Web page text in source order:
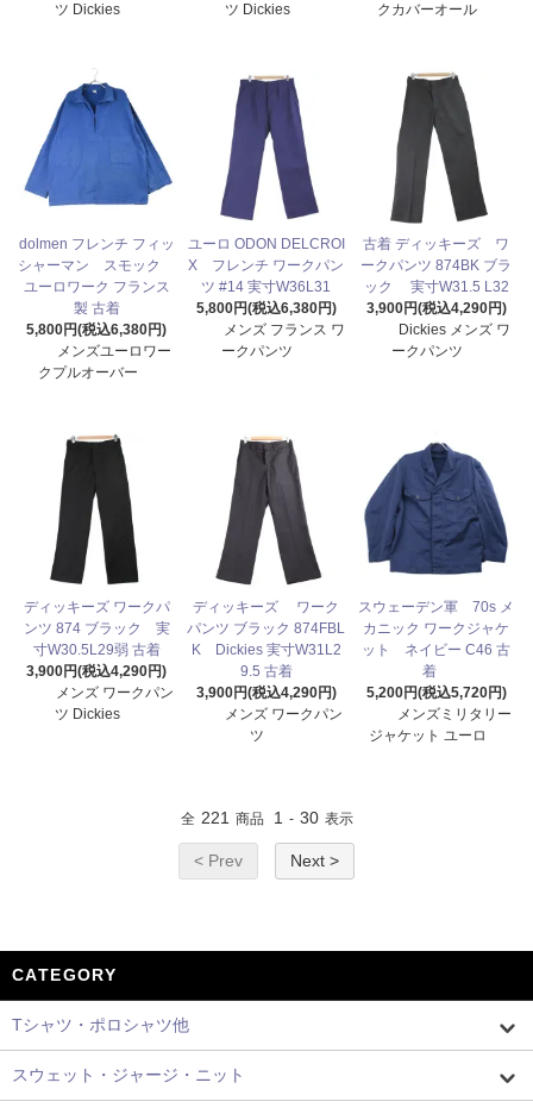
ツ Dickies ツ Dickies クカバーオール
dolmen フレンチ フィッ
シャーマン スモック
ユーロワーク フランス
製 古着
5,800円(税込6,380円)
メンズユーロワー
クプルオーバー
ユーロ ODON DELCROI
X フレンチ ワークパン
ツ #14 実寸W36L31
5,800円(税込6,380円)
メンズ フランス ワ
ークパンツ
古着 ディッキーズ ワ
ークパンツ 874BK ブラ
ック 実寸W31.5 L32
3,900円(税込4,290円)
Dickies メンズ ワ
ークパンツ
ディッキーズ ワークパ
ンツ 874 ブラック 実
寸W30.5L29弱 古着
3,900円(税込4,290円)
メンズ ワークパン
ツ Dickies
ディッキーズ ワーク
パンツ ブラック 874FBL
K Dickies 実寸W31L2
9.5 古着
3,900円(税込4,290円)
メンズ ワークパン
ツ
スウェーデン軍 70s メ
カニック ワークジャケ
ット ネイビー C46 古
着
5,200円(税込5,720円)
メンズミリタリー
ジャケット ユーロ
全 221 商品 1 - 30 表示
< Prev Next >
CATEGORY
Tシャツ・ポロシャツ他
スウェット・ジャージ・ニット